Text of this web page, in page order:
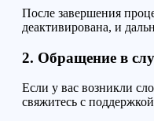
После завершения
деактивирована, и
2. Обращение в
Если у вас возникли
свяжитесь с